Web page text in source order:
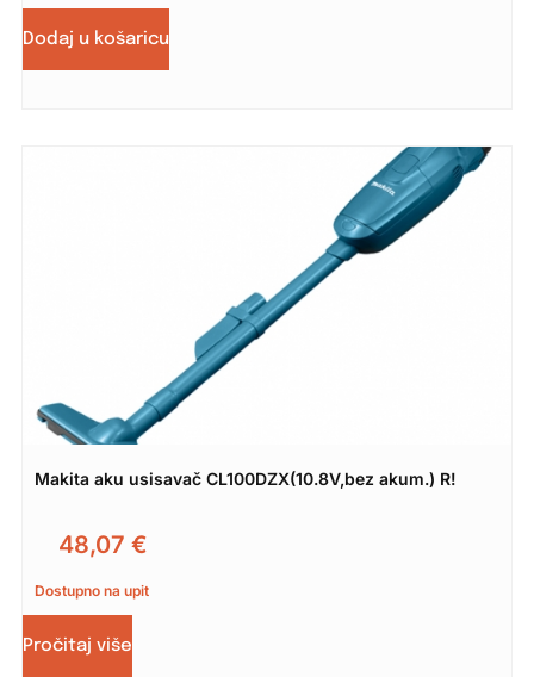
Dodaj u košaricu
Makita aku usisavač CL100DZX(10.8V,bez akum.) R!
48,07 €
Dostupno na upit
Pročitaj više